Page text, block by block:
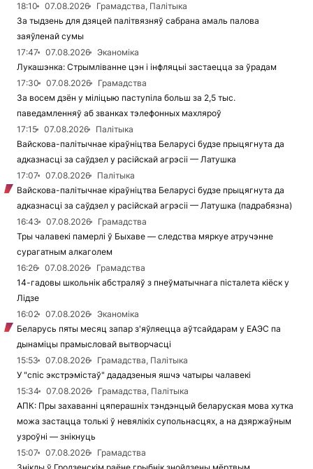
18:10
07.08.2026
Грамадства, Палітыка
За тыдзень для дзяцей палітвязняў сабрана амаль палова
заяўленай сумы
17:47
07.08.2026
Эканоміка
Лукашэнка: Стрымліванне цэн і інфляцыі застаецца за ўрадам
17:30
07.08.2026
Грамадства
За восем дзён у міліцыю паступіла больш за 2,5 тыс.
паведамленняў аб званках тэлефонных махляроў
17:15
07.08.2026
Палітыка
Вайскова-палітычнае кіраўніцтва Беларусі будзе прыцягнута да
адказнасці за саўдзел у расійскай агрэсіі — Латушка
17:07
07.08.2026
Палітыка
Вайскова-палітычнае кіраўніцтва Беларусі будзе прыцягнута да
адказнасці за саўдзел у расійскай агрэсіі — Латушка (падрабязна)
16:43
07.08.2026
Грамадства
Тры чалавекі памерлі ў Быхаве — следства мяркуе атручэнне
сурагатным алкаголем
16:26
07.08.2026
Грамадства
14-гадовы школьнік абстраляў з пнеўматычнага пісталета кіёск у
Лідзе
16:02
07.08.2026
Эканоміка
Беларусь пяты месяц запар з'яўляецца аўтсайдарам у ЕАЭС па
дынаміцы прамысловай вытворчасці
15:53
07.08.2026
Грамадства, Палітыка
У "спіс экстрэмістаў" дададзеныя яшчэ чатыры чалавекі
15:34
07.08.2026
Грамадства, Палітыка
АПК: Пры захаванні цяперашніх тэндэнцый беларуская мова хутка
можа застацца толькі ў невялікіх супольнасцях, а на дзяржаўным
узроўні — знікнуць
15:07
07.08.2026
Грамадства